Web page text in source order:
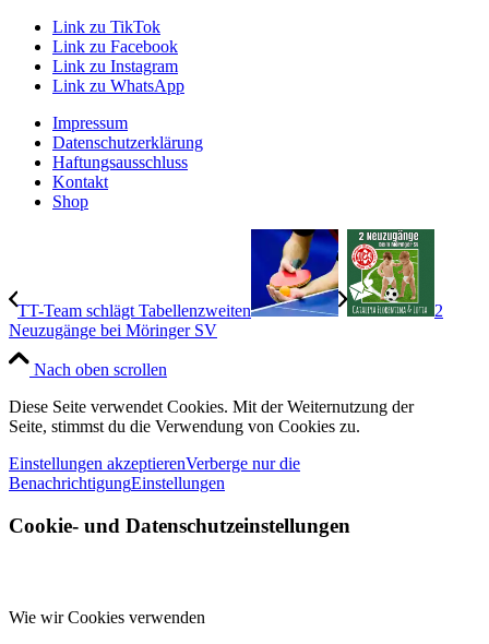
Link zu TikTok
Link zu Facebook
Link zu Instagram
Link zu WhatsApp
Impressum
Datenschutzerklärung
Haftungsausschluss
Kontakt
Shop
TT-Team schlägt Tabellenzweiten
2
Neuzugänge bei Möringer SV
Nach oben scrollen
Diese Seite verwendet Cookies. Mit der Weiternutzung der
Seite, stimmst du die Verwendung von Cookies zu.
Einstellungen akzeptierenVerberge nur die
BenachrichtigungEinstellungen
Cookie- und Datenschutzeinstellungen
Wie wir Cookies verwenden